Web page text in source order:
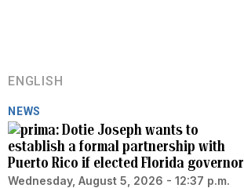
ENGLISH
NEWS
Dotie Joseph wants to
establish a formal partnership with
Puerto Rico if elected Florida governor
Wednesday, August 5, 2026 - 12:37 p.m.